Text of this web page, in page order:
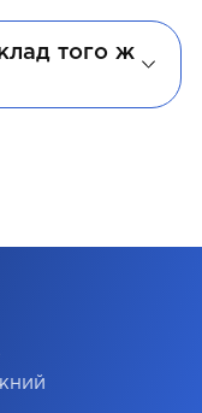
того ж